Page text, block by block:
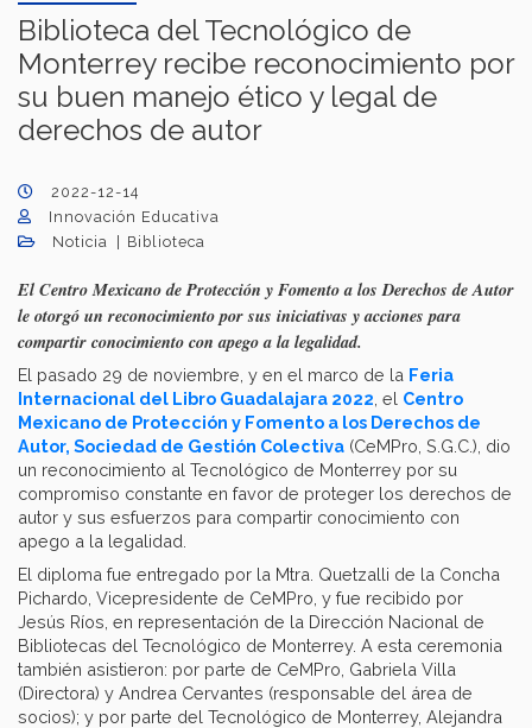
Biblioteca del Tecnológico de
Monterrey recibe reconocimiento por
su buen manejo ético y legal de
derechos de autor
2022-12-14
Innovación Educativa
Noticia
Biblioteca
El Centro Mexicano de Protección y Fomento a los Derechos de Autor
le otorgó un reconocimiento por sus iniciativas y acciones para
compartir conocimiento con apego a la legalidad.
El pasado 29 de noviembre, y en el marco de la Feria
Internacional del Libro Guadalajara 2022 , el Centro
Mexicano de Protección y Fomento a los Derechos de
Autor, Sociedad de Gestión Colectiva (CeMPro, S.G.C.), dio
un reconocimiento al Tecnológico de Monterrey por su
compromiso constante en favor de proteger los derechos de
autor y sus esfuerzos para compartir conocimiento con
apego a la legalidad.
El diploma fue entregado por la Mtra. Quetzalli de la Concha
Pichardo, Vicepresidente de CeMPro, y fue recibido por
Jesús Ríos, en representación de la Dirección Nacional de
Bibliotecas del Tecnológico de Monterrey. A esta ceremonia
también asistieron: por parte de CeMPro, Gabriela Villa
(Directora) y Andrea Cervantes (responsable del área de
socios); y por parte del Tecnológico de Monterrey, Alejandra